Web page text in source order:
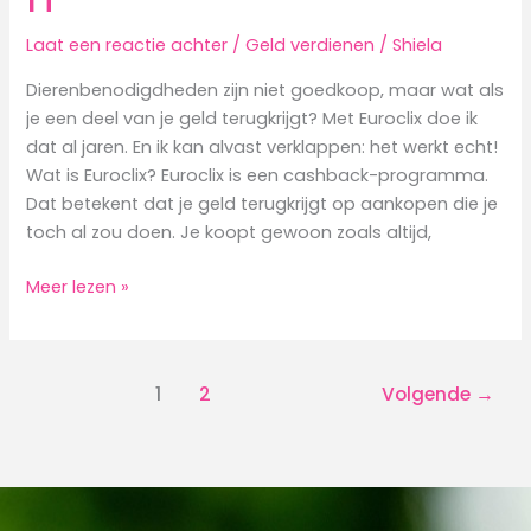
Laat een reactie achter /Geld verdienen /Shiela
Dierenbenodigdheden zijn niet goedkoop, maar wat als
je een deel van je geld terugkrijgt? Met Euroclix doe ik
dat al jaren. En ik kan alvast verklappen: het werkt echt!
Wat is Euroclix? Euroclix is een cashback-programma.
Dat betekent dat je geld terugkrijgt op aankopen die je
toch al zou doen. Je koopt gewoon zoals altijd,
Hoe
voor
Meer lezen »
1 2 Volgende →